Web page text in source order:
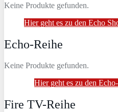
Keine Produkte gefunden.
Hier geht es zu den Echo
Echo-Reihe
Keine Produkte gefunden.
Hier geht es zu den
Fire TV-Reihe